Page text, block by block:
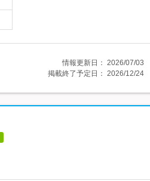
情報更新日： 2026/07/03
掲載終了予定日： 2026/12/24